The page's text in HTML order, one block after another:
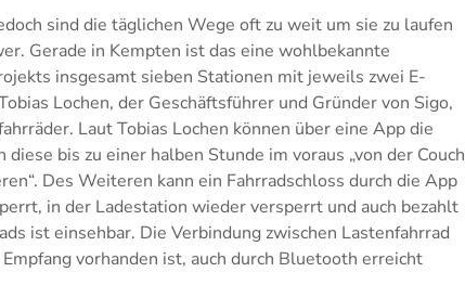
sind die täglichen Wege oft zu weit um sie zu laufen
Gerade in Kempten ist das eine wohlbekannte
insgesamt sieben Stationen mit jeweils zwei E-
Lochen, der Geschäftsführer und Gründer von Sigo,
Laut Tobias Lochen können über eine App die
bis zu einer halben Stunde im voraus „von der Couch
Des Weiteren kann ein Fahrradschloss durch die App
in der Ladestation wieder versperrt und auch bezahlt
ist einsehbar. Die Verbindung zwischen Lastenfahrrad
vorhanden ist, auch durch Bluetooth erreicht